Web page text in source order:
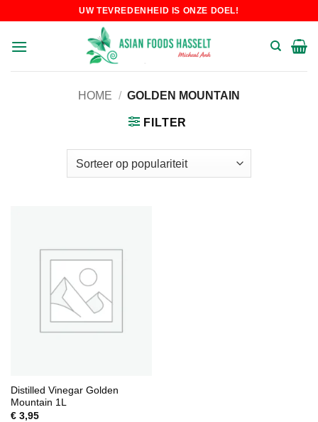
content
UW TEVREDENHEID IS ONZE DOEL!
HOME / GOLDEN MOUNTAIN
FILTER
Distilled Vinegar Golden
Mountain 1L
€3,95